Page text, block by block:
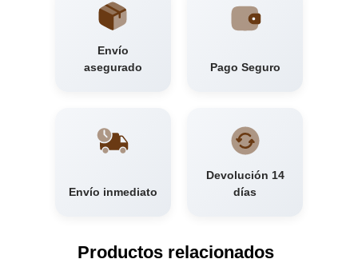
Envío
asegurado
Pago Seguro
Envío inmediato
Devolución 14
días
Productos relacionados